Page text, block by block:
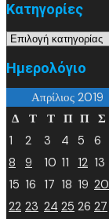
Kατηγορίες
Kατηγορίες
Ημερολόγιο
Απρίλιος 2019
Δ
Τ Τ Π Π Σ
1
2 3 4 5 6
8
9 10 11 12 13
15 16 17 18 19 20
22 23 24 25 26 27